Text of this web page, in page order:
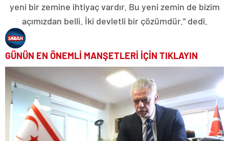
yeni bir zemine ihtiyaç vardır. Bu yeni zemin de bizim
açımızdan belli. İki devletli bir çözümdür.” dedi.
GÜNÜN EN ÖNEMLİ MANŞETLERİ İÇİN TIKLAYIN